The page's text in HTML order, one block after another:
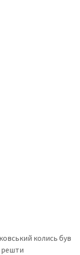
колись був
решти